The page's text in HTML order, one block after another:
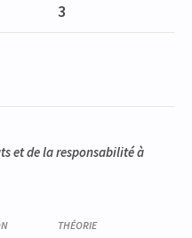
3
et de la responsabilité à